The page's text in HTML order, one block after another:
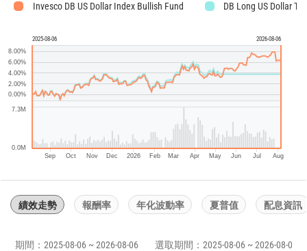
Invesco DB US Dollar Index Bullish Fund DB Long US Dollar TR
2025-08-06 2026-08-06
Sep Oct Nov Dec 2026 Feb Mar Apr May Jun Jul Aug
0.0M
7.3M
0.00%
2.00%
4.00%
6.00%
8.00%
績效走勢 報酬率 年化波動率 夏普值 配息資訊
期間：2025-08-06 ~ 2026-08-06 選取期間：2025-08-06 ~ 2026-08-06